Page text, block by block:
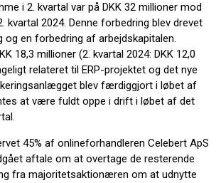
i 2. kvartal var på DKK 32 millioner mod
kvartal 2024. Denne forbedring blev drevet
og en forbedring af arbejdskapitalen.
18,3 millioner (2. kvartal 2024: DKK 12,0
relateret til ERP-projektet og det nye
blev færdiggjort i løbet af
at være fuldt oppe i drift i løbet af det
45% af onlineforhandleren Celebert ApS
aftale om at overtage de resterende
fra majoritetsaktionæren om at udnytte